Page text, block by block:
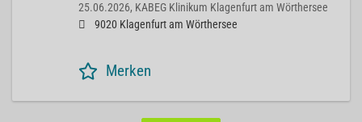
25.06.2026, KABEG Klinikum Klagenfurt am Wörthersee
9020 Klagenfurt am Wörthersee
Merken